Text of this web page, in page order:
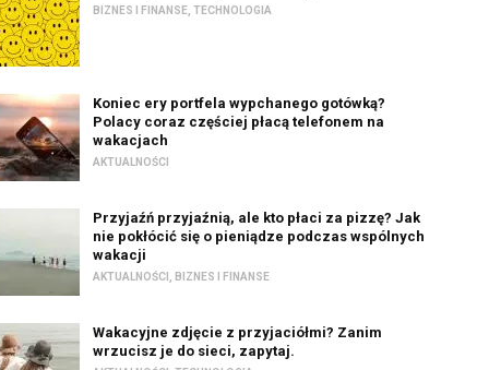
BIZNES I FINANSE ,TECHNOLOGIA
Koniec ery portfela wypchanego gotówką?
Polacy coraz częściej płacą telefonem na
wakacjach
AKTUALNOŚCI
Przyjaźń przyjaźnią, ale kto płaci za pizzę? Jak
nie pokłócić się o pieniądze podczas wspólnych
wakacji
AKTUALNOŚCI BIZNES I FINANSE
Wakacyjne zdjęcie z przyjaciółmi? Zanim
wrzucisz je do sieci, zapytaj.